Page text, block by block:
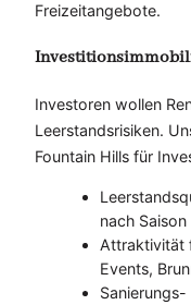
Freizeitangebote.
Investoren wollen
Leerstandsrisiken.
Fountain Hills für
nach Saison
Attraktivität
Events,